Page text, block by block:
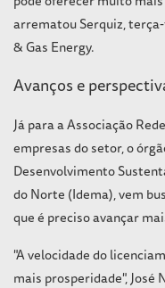
arrematou Serquiz,
& Gas Energy.
Avanços e
Já para a Associação
empresas do setor, o
Desenvolvimento
do Norte (Idema), vem
que é preciso avançar
"A velocidade do
mais prosperidade", José